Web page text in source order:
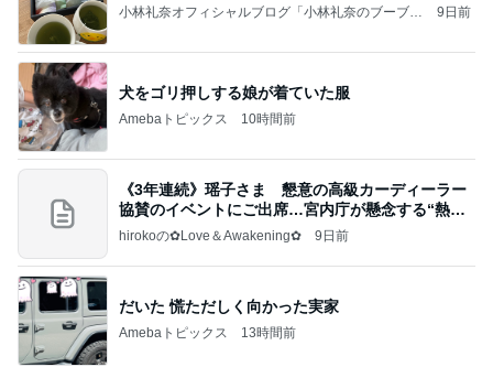
小林礼奈オフィシャルブログ「小林礼奈のブーブー
9日前
犬をゴリ押しする娘が着ていた服
Amebaトピックス 10時間前
《3年連続》瑶子さま 懇意の高級カーディーラー
協賛のイベントにご出席…宮内庁が懸念する“熱心
すぎ
hirokoの✿Love＆Awakening✿ 9日前
だいた 慌ただしく向かった実家
Amebaトピックス 13時間前